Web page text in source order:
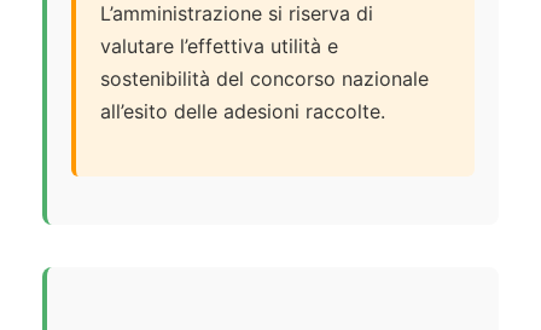
L’amministrazione si riserva di
valutare l’effettiva utilità e
sostenibilità del concorso nazionale
all’esito delle adesioni raccolte.